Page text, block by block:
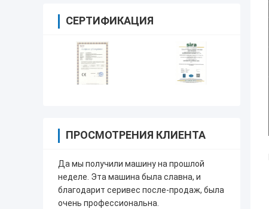
СЕРТИФИКАЦИЯ
ПРОСМОТРЕНИЯ КЛИЕНТА
Да мы получили машину на прошлой
неделе. Эта машина была славна, и
благодарит серивес после-продаж, была
очень профессиональна.